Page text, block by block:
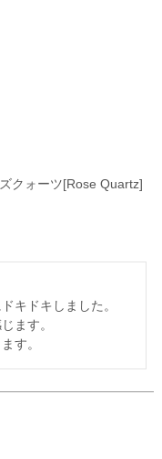
クォーツ[Rose Quartz]
キドキしました。
ます。
す。